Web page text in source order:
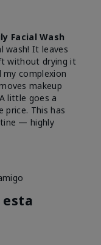
Facial Wash
wash! It leaves
without drying it
complexion
makeup
little goes a
This has
— highly